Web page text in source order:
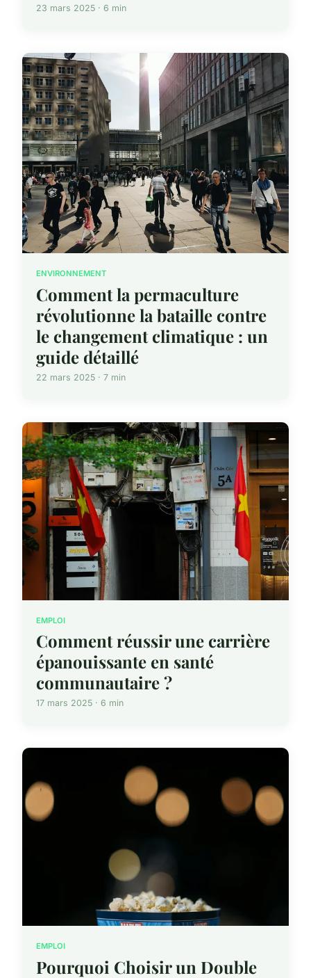
23 mars 2025 · 6 min
ENVIRONNEMENT
Comment la permaculture
révolutionne la bataille contre
le changement climatique : un
guide détaillé
22 mars 2025 · 7 min
EMPLOI
Comment réussir une carrière
épanouissante en santé
communautaire ?
17 mars 2025 · 6 min
EMPLOI
Pourquoi Choisir un Double